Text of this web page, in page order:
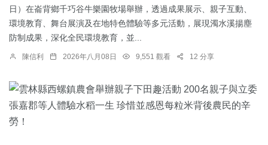
日）在崙背鄉千巧谷牛樂園牧場舉辦，透過成果展示、親子互動、
環境教育、舞台展演及在地特色體驗等多元活動，展現濁水溪揚塵
防制成果，深化全民環境教育，並...
陳信利 2026年八月08日 9,551 觀看 12 分享